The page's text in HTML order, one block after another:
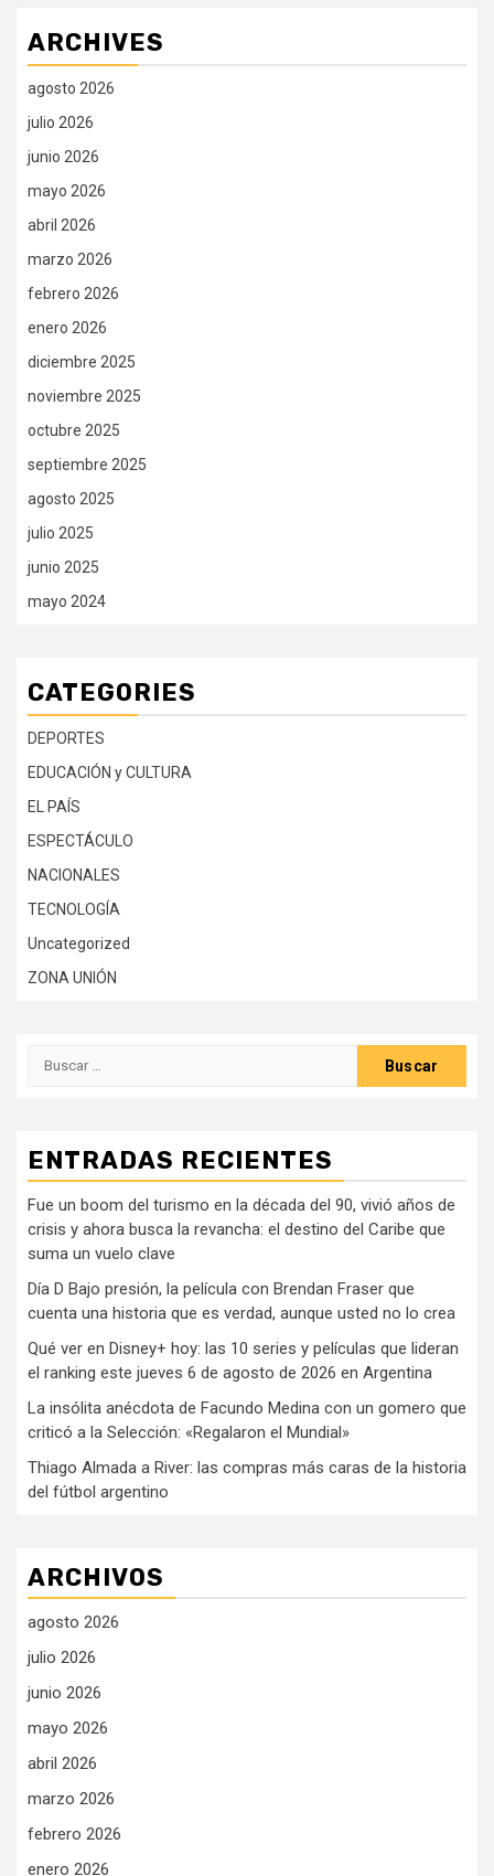
ARCHIVES
agosto 2026
julio 2026
junio 2026
mayo 2026
abril 2026
marzo 2026
febrero 2026
enero 2026
diciembre 2025
noviembre 2025
octubre 2025
septiembre 2025
agosto 2025
julio 2025
junio 2025
mayo 2024
CATEGORIES
DEPORTES
EDUCACIÓN y CULTURA
EL PAÍS
ESPECTÁCULO
NACIONALES
TECNOLOGÍA
Uncategorized
ZONA UNIÓN
Buscar:
ENTRADAS RECIENTES
Fue un boom del turismo en la década del 90, vivió años de
crisis y ahora busca la revancha: el destino del Caribe que
suma un vuelo clave
Día D Bajo presión, la película con Brendan Fraser que
cuenta una historia que es verdad, aunque usted no lo crea
Qué ver en Disney+ hoy: las 10 series y películas que lideran
el ranking este jueves 6 de agosto de 2026 en Argentina
La insólita anécdota de Facundo Medina con un gomero que
criticó a la Selección: «Regalaron el Mundial»
Thiago Almada a River: las compras más caras de la historia
del fútbol argentino
ARCHIVOS
agosto 2026
julio 2026
junio 2026
mayo 2026
abril 2026
marzo 2026
febrero 2026
enero 2026